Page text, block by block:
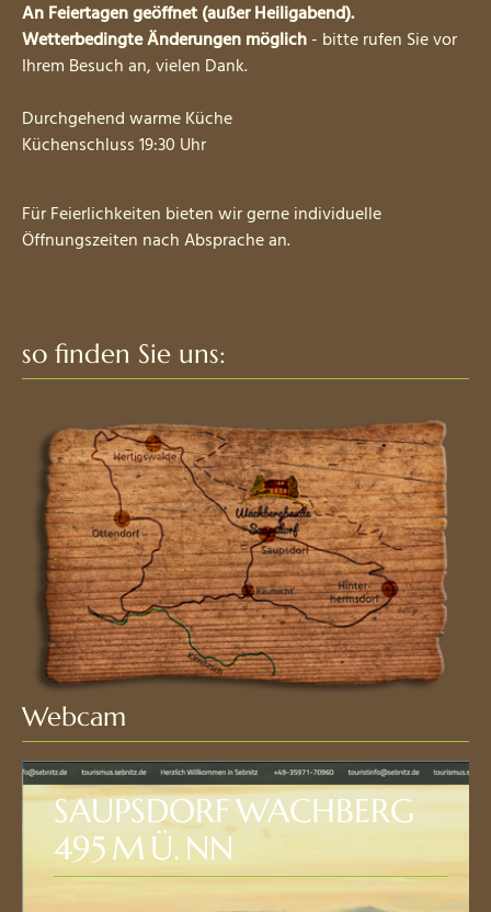
An Feiertagen geöffnet (außer Heiligabend).
Wetterbedingte Änderungen möglich - bitte rufen Sie vor
Ihrem Besuch an, vielen Dank.
Durchgehend warme Küche
Küchenschluss 19:30 Uhr
Für Feierlichkeiten bieten wir gerne individuelle
Öffnungszeiten nach Absprache an.
so finden Sie uns:
Webcam
SAUPSDORF WACHBERG
495 M Ü. NN